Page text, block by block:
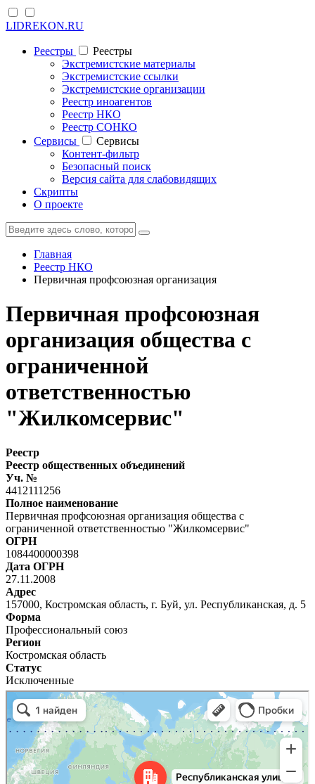
LIDREKON.RU
Реестры
Реестры
Экстремистские материалы
Экстремистские ссылки
Экстремистские организации
Реестр иноагентов
Реестр НКО
Реестр СОНКО
Cервисы
Cервисы
Контент-фильтр
Безопасный поиск
Версия сайта для слабовидящих
Скрипты
О проекте
Главная
Реестр НКО
Первичная профсоюзная организация
Первичная профсоюзная
организация общества с
ограниченной
ответственностью
"Жилкомсервис"
Реестр
Реестр общественных объединений
Уч. №
4412111256
Полное наименование
Первичная профсоюзная организация общества с
ограниченной ответственностью "Жилкомсервис"
ОГРН
1084400000398
Дата ОГРН
27.11.2008
Адрес
157000, Костромская область, г. Буй, ул. Республиканская, д. 5
Форма
Профессиональный союз
Регион
Костромская область
Статус
Исключенные